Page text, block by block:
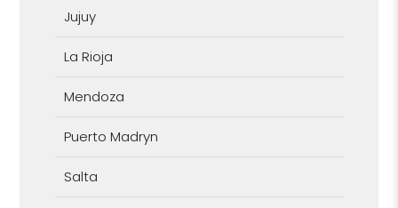
Jujuy
La Rioja
Mendoza
Puerto Madryn
Salta